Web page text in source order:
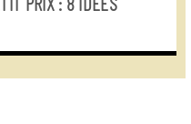
PRIX : 8 IDÉES